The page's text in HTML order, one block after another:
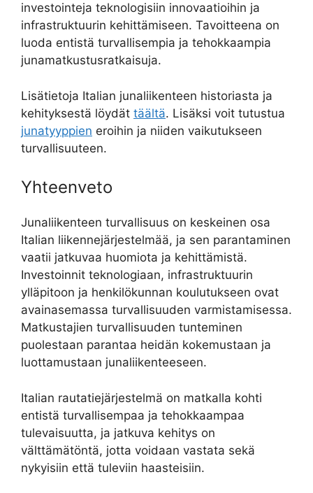
investointeja teknologisiin innovaatioihin ja
infrastruktuurin kehittämiseen. Tavoitteena on
luoda entistä turvallisempia ja tehokkaampia
junamatkustusratkaisuja.
Lisätietoja Italian junaliikenteen historiasta ja
kehityksestä löydät täältä. Lisäksi voit tutustua
junatyyppien eroihin ja niiden vaikutukseen
turvallisuuteen.
Yhteenveto
Junaliikenteen turvallisuus on keskeinen osa
Italian liikennejärjestelmää, ja sen parantaminen
vaatii jatkuvaa huomiota ja kehittämistä.
Investoinnit teknologiaan, infrastruktuurin
ylläpitoon ja henkilökunnan koulutukseen ovat
avainasemassa turvallisuuden varmistamisessa.
Matkustajien turvallisuuden tunteminen
puolestaan parantaa heidän kokemustaan ja
luottamustaan junaliikenteeseen.
Italian rautatiejärjestelmä on matkalla kohti
entistä turvallisempaa ja tehokkaampaa
tulevaisuutta, ja jatkuva kehitys on
välttämätöntä, jotta voidaan vastata sekä
nykyisiin että tuleviin haasteisiin.